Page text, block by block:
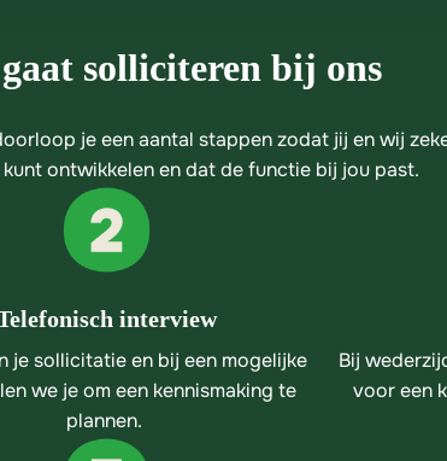
solliciteren bij ons
je een aantal stappen zodat jij en wij
ontwikkelen en dat de functie bij jou past.
interview
je sollicitatie en bij een mogelijke
we je om een kennismaking te
plannen.
Bij
voor een